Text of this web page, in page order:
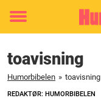
Toggle
toavisning
Humorbibelen » toavisning
REDAKTØR: HUMORBIBELEN